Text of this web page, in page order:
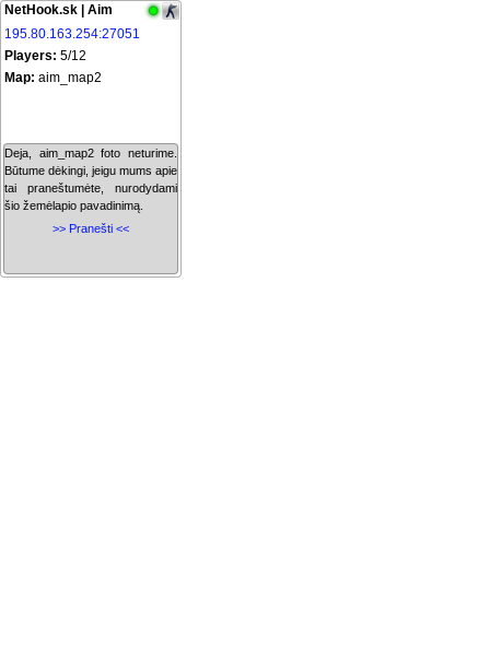
NetHook.sk | Aim
195.80.163.254:27051
Players: 5/12
Map: aim_map2
Deja, aim_map2 foto neturime.
Būtume dėkingi, jeigu mums apie
tai praneštumėte, nurodydami
šio žemėlapio pavadinimą.
>> Pranešti <<